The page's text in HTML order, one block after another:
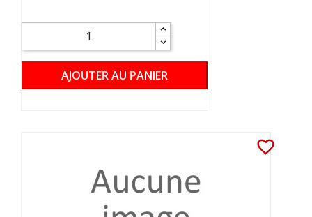
AJOUTER AU PANIER
favorite_border